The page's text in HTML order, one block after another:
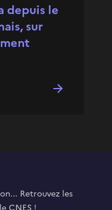
depuis le
sur
Retrouvez les